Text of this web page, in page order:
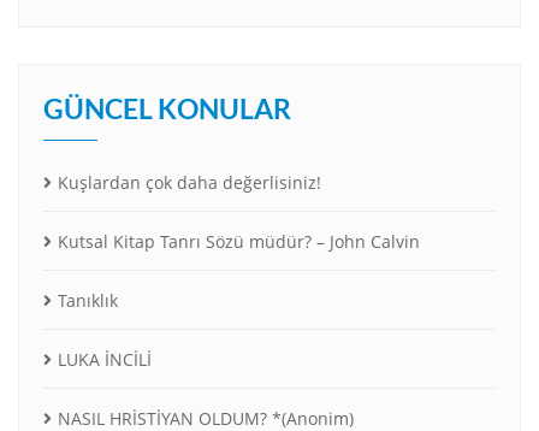
GÜNCEL KONULAR
Kuşlardan çok daha değerlisiniz!
Kutsal Kitap Tanrı Sözü müdür? – John Calvin
Tanıklık
LUKA İNCİLİ
NASIL HRİSTİYAN OLDUM? *(Anonim)